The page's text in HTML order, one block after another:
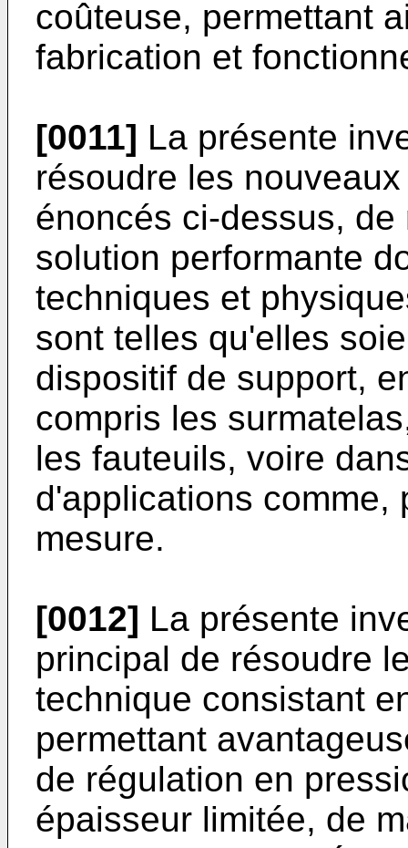
coûteuse, permettant
fabrication et
[0011] La présente
résoudre les
énoncés ci-dessus,
solution performante
techniques et
sont telles qu'elles
dispositif de support,
compris les
les fauteuils, voire
d'applications comme,
mesure.
[0012] La présente
principal de résoudre
technique consistant
permettant
de régulation en
épaisseur limitée, de